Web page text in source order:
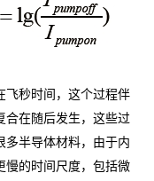
飞秒时间，这个过程伴
合在随后发生，这些过
多半导体材料，由于内
慢的时间尺度，包括微